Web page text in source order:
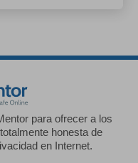
para ofrecer a los
honesta de
en Internet.